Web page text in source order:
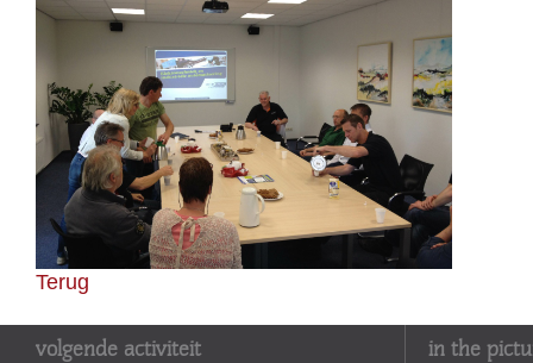
Terug
volgende activiteit in the